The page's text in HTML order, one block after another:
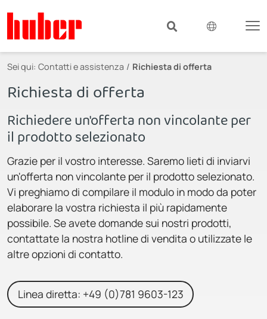
Sei qui: Contatti e assistenza Richiesta di offerta
Richiesta di offerta
Richiedere un'offerta non vincolante per
il prodotto selezionato
Grazie per il vostro interesse. Saremo lieti di inviarvi
un'offerta non vincolante per il prodotto selezionato.
Vi preghiamo di compilare il modulo in modo da poter
elaborare la vostra richiesta il più rapidamente
possibile. Se avete domande sui nostri prodotti,
contattate la nostra hotline di vendita o utilizzate le
altre opzioni di contatto.
Linea diretta: +49 (0)781 9603-123